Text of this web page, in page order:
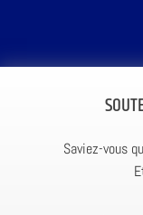
Saviez-vous